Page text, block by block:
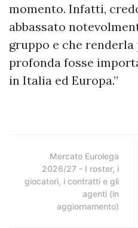
momento. Infatti,
abbassato
gruppo e che
profonda fosse
in Italia ed Europa.”
Mercato Eurolega
2026/27 - I roster, i
giocatori, i contratti e gli
agenti (in
aggiornamento)